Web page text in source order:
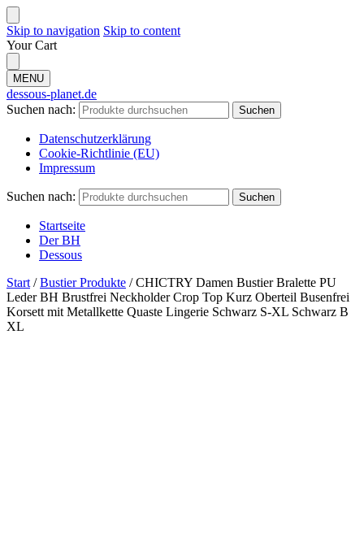
Skip to navigation Skip to content
Your Cart
MENU
dessous-planet.de
Suchen nach:
Suchen
Datenschutzerklärung
Cookie-Richtlinie (EU)
Impressum
Suchen nach: Suchen
Startseite
Der BH
Dessous
Start /Bustier Produkte /CHICTRY Damen Bustier Bralette PU
Leder BH Brustfrei Neckholder Crop Top Kurz Oberteil Busenfrei
Korsett mit Metallkette Quaste Lingerie Schwarz S-XL Schwarz B
XL